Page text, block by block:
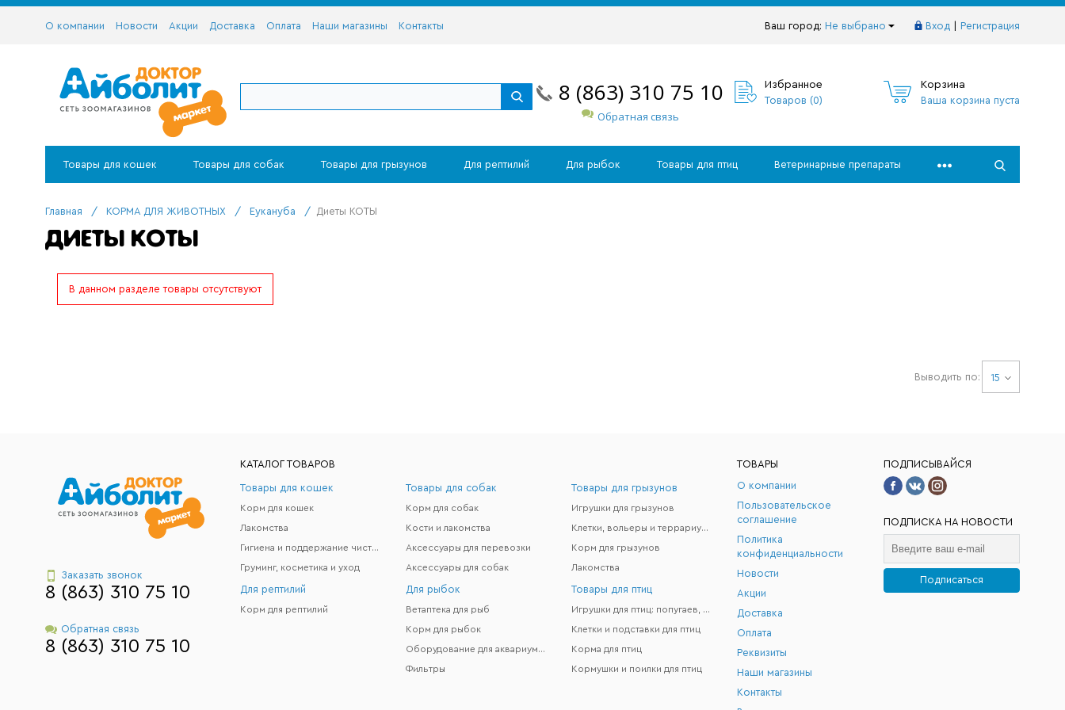
Ваш город: Не выбрано Вход Регистрация
О компании Новости Акции Доставка Оплата Наши магазины Контакты
8 (863) 310 75 10
Обратная связь
Избранное
Товаров (0)
Корзина
Ваша корзина пуста
Товары для кошек Товары для собак Товары для грызунов Для рептилий Для рыбок Товары для птиц Ветеринарные препараты
Главная / КОРМА ДЛЯ ЖИВОТНЫХ / Еукануба / Диеты КОТЫ
ДИЕТЫ КОТЫ
В данном разделе товары отсутствуют
Выводить по: 15
Заказать звонок
8 (863) 310 75 10
Обратная связь
8 (863) 310 75 10
КАТАЛОГ ТОВАРОВ
Товары для кошек
Корм для кошек
Лакомства
Гигиена и поддержание чистоты
Груминг, косметика и уход
Товары для собак
Корм для собак
Кости и лакомства
Аксессуары для перевозки
Аксессуары для собак
Товары для грызунов
Игрушки для грызунов
Клетки, вольеры и террариумы
Корм для грызунов
Лакомства
Для рептилий
Корм для рептилий
Для рыбок
Ветаптека для рыб
Корм для рыбок
Оборудование для аквариумов
Фильтры
Товары для птиц
Игрушки для птиц: попугаев, канареек и др.
Клетки и подставки для птиц
Корма для птиц
Кормушки и поилки для птиц
ТОВАРЫ
О компании
Пользовательское
соглашение
Политика
конфиденциальности
Новости
Акции
Доставка
Оплата
Реквизиты
Наши магазины
Контакты
ПОДПИСЫВАЙСЯ
ПОДПИСКА НА НОВОСТИ
Подписаться